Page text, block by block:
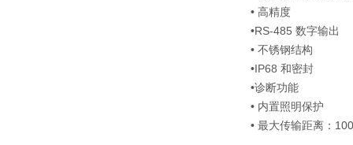
• 高精度
•RS-485 数字输出
• 不锈钢结构
•IP68 和密封
•诊断功能
• 内置照明保护
• 最大传输距离：